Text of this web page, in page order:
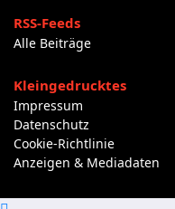
RSS-Feeds
Alle Beiträge
Kleingedrucktes
Impressum
Datenschutz
Cookie-Richtlinie
Anzeigen & Mediadaten